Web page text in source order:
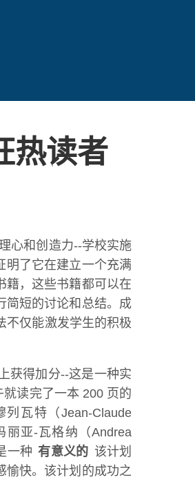
热读者
心和创造力--学校实施
明了它在建立一个充满
籍，这些书籍都可以在
简短的讨论和总结。成
不仅能激发学生的积极
获得加分--这是一种实
读完了一本 200 页的
瓦特（Jean-Claude
丽亚-瓦格纳（Andrea
一种 有意义的 该计划
愉快。该计划的成功之